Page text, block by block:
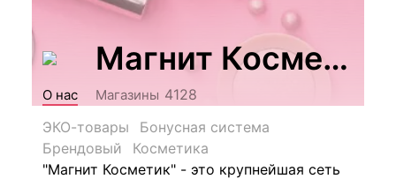
Магнит Косметик
О нас Магазины 4128
ЭКО-товары
Бонусная система
Брендовый
Косметика
"Магнит Косметик" - это крупнейшая сеть